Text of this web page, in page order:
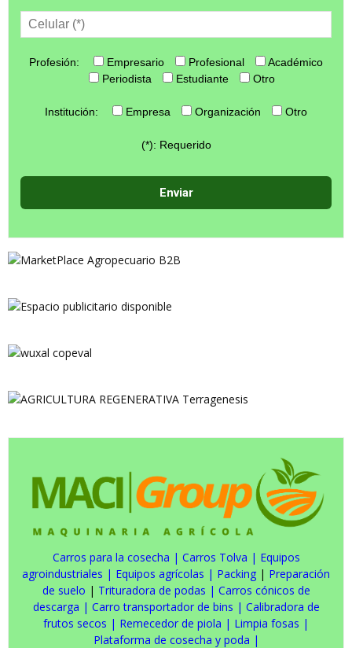
Profesión: Empresario Profesional
Académico
Periodista
Estudiante Otro
Institución: Empresa Organización Otro
(*): Requerido
Carros para la cosecha | Carros Tolva | Equipos
agroindustriales | Equipos agrícolas | Packing | Preparación
de suelo | Trituradora de podas | Carros cónicos de
descarga | Carro transportador de bins | Calibradora de
frutos secos | Remecedor de piola | Limpia fosas |
Plataforma de cosecha y poda |